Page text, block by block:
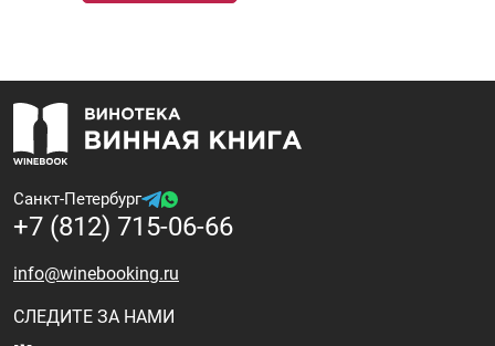
Санкт-Петербург
+7 (812) 715-06-66
info@winebooking.ru
СЛЕДИТЕ ЗА НАМИ